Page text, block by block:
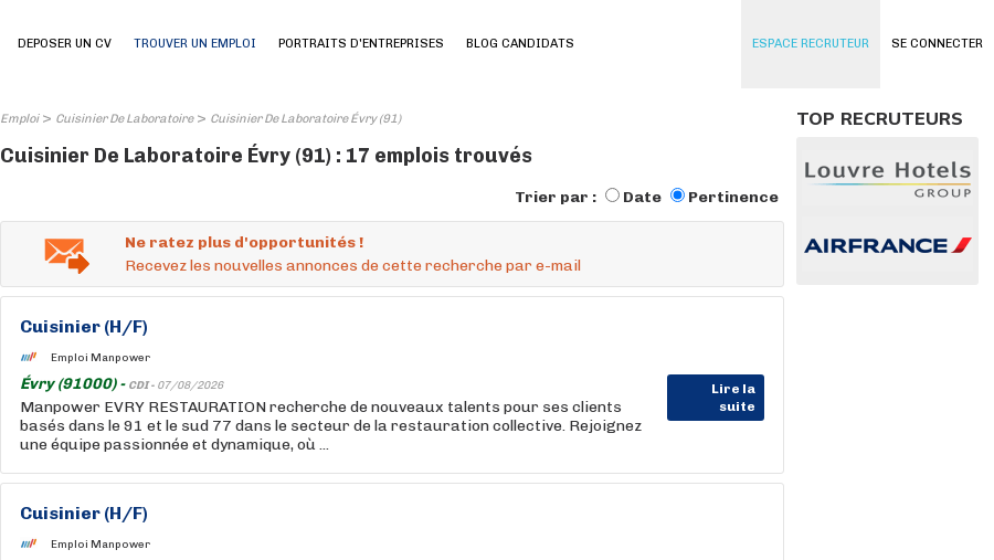
SE CONNECTER
DEPOSER UN CV TROUVER UN EMPLOI PORTRAITS D'ENTREPRISES BLOG CANDIDATS ESPACE RECRUTEUR
Emploi> Cuisinier De Laboratoire> Cuisinier De Laboratoire Évry (91)
Cuisinier De Laboratoire Évry (91) : 17 emplois trouvés
Trier par : Date Pertinence
Ne ratez plus d'opportunités !
Recevez les nouvelles annonces de cette recherche par e-mail
Cuisinier (H/F)
Emploi Manpower
Évry (91000) - CDI - 07/08/2026
Lire la
suite
Manpower EVRY RESTAURATION recherche de nouveaux talents pour ses clients
basés dans le 91 et le sud 77 dans le secteur de la restauration collective. Rejoignez
une équipe passionnée et dynamique, où ...
Cuisinier (H/F)
Emploi Manpower
TOP RECRUTEURS